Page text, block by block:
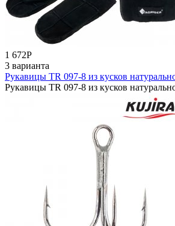
1 672Р
3 варианта
Рукавицы TR 097-8 из кусков
Рукавицы TR 097-8 из кусков